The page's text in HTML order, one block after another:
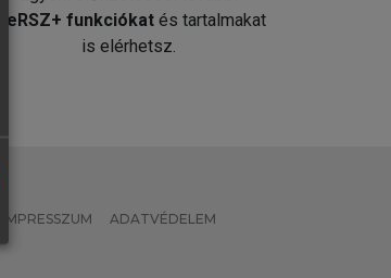
MeRSZ+ funkciókat és tartalmakat
is elérhetsz.
IMPRESSZUM ADATVÉDELEM